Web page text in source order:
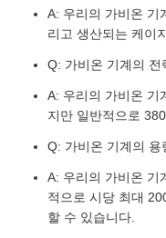
A: 우리의 가비온 기
리고 생산되는 케이
Q: 가비온 기계의
A: 우리의 가비온 기
지만 일반적으로
Q: 가비온 기계의 용
A: 우리의 가비온 기
적으로 시당 최대
할 수 있습니다.